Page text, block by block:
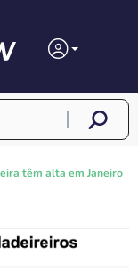
têm alta em Janeiro